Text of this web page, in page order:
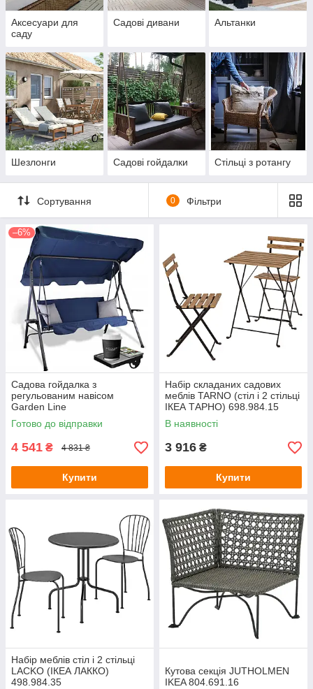
Аксесуари для
саду
Садові дивани Альтанки
Шезлонги Садові гойдалки Стільці з ротангу
Сортування 0 Фільтри
–6%
Садова гойдалка з
регульованим навісом
Garden Line
Готово до відправки
4 541 ₴ 4 831 ₴
Купити
Набір складаних садових
меблів TARNO (стіл і 2 стільці
ІКЕА ТАРНО) 698.984.15
В наявності
3 916 ₴
Купити
Набір меблів стіл і 2 стільці
LACKO (ІКЕА ЛАККО)
498.984.35
Кутова секція JUTHOLMEN
IKEA 804.691.16